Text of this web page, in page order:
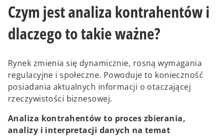
Czym jest analiza kontrahentów i
dlaczego to takie ważne?
Rynek zmienia się dynamicznie, rosną wymagania
regulacyjne i społeczne. Powoduje to konieczność
posiadania aktualnych informacji o otaczającej
rzeczywistości biznesowej.
Analiza kontrahentów to proces zbierania,
analizy i interpretacji danych na temat